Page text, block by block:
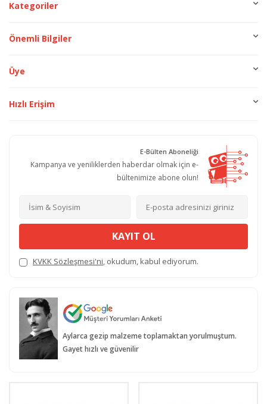
Kategoriler
Önemli Bilgiler
Üye
Hızlı Erişim
E-Bülten Aboneliği
Kampanya ve yeniliklerden haberdar olmak için e-
bültenimize abone olun!
KAYIT OL
KVKK Sözleşmesi'ni, okudum, kabul ediyorum.
Aylarca gezip malzeme toplamaktan yorulmuştum.
Gayet hızlı ve güvenilir